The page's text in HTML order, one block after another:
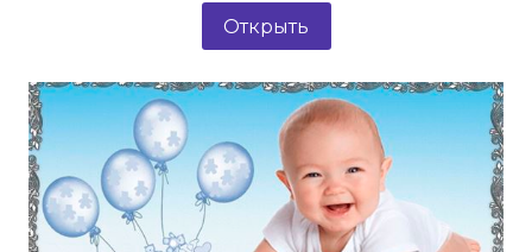
Открыть